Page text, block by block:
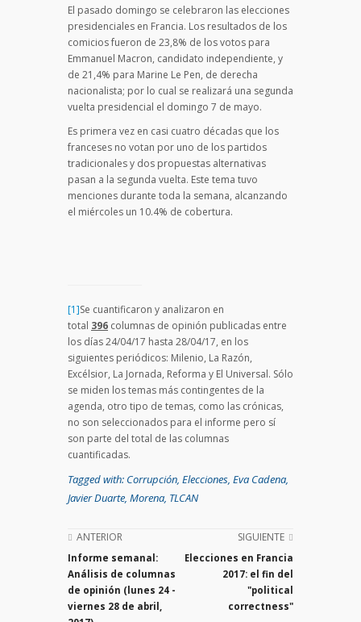
El pasado domingo se celebraron las elecciones
presidenciales en Francia. Los resultados de los
comicios fueron de 23,8% de los votos para
Emmanuel Macron, candidato independiente, y
de 21,4% para Marine Le Pen, de derecha
nacionalista; por lo cual se realizará una segunda
vuelta presidencial el domingo 7 de mayo.
Es primera vez en casi cuatro décadas que los
franceses no votan por uno de los partidos
tradicionales y dos propuestas alternativas
pasan a la segunda vuelta. Este tema tuvo
menciones durante toda la semana, alcanzando
el miércoles un 10.4% de cobertura.
[1]Se cuantificaron y analizaron en
total 396 columnas de opinión publicadas entre
los días 24/04/17 hasta 28/04/17, en los
siguientes periódicos: Milenio, La Razón,
Excélsior, La Jornada, Reforma y El Universal. Sólo
se miden los temas más contingentes de la
agenda, otro tipo de temas, como las crónicas,
no son seleccionados para el informe pero sí
son parte del total de las columnas
cuantificadas.
Tagged with: Corrupción, Elecciones, Eva Cadena,
Javier Duarte, Morena, TLCAN
ANTERIOR
Informe semanal:
Análisis de columnas
de opinión (lunes 24 -
viernes 28 de abril,
SIGUIENTE
Elecciones en Francia
2017: el fin del
"political
correctness"